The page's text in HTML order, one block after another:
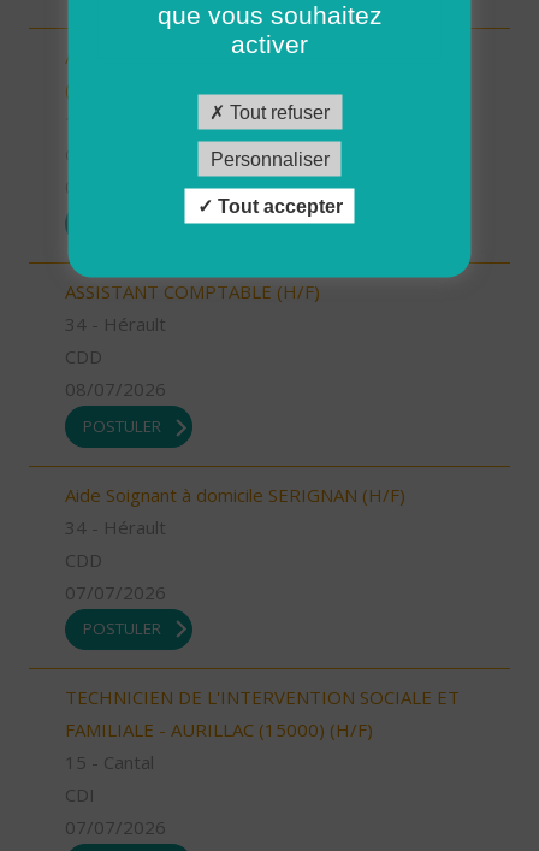
Auxiliaire de puériculture - AURILLAC (15000)
(H/F)
ASSISTANT COMPTABLE (H/F)
34 - Hérault
CDD
08/07/2026
POSTULER
Aide Soignant à domicile SERIGNAN (H/F)
34 - Hérault
CDD
07/07/2026
POSTULER
TECHNICIEN DE L'INTERVENTION SOCIALE ET
FAMILIALE - AURILLAC (15000) (H/F)
15 - Cantal
CDI
07/07/2026
que vous souhaitez
activer
Tout refuser
Personnaliser
Tout accepter